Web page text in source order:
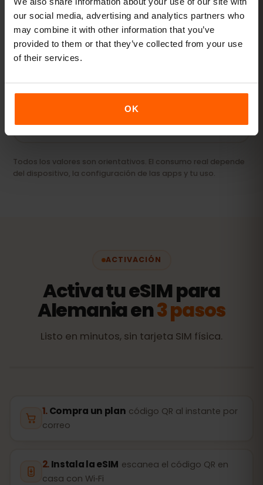
our social media, advertising and analytics partners who
may combine it with other information that you’ve
provided to them or that they’ve collected from your use
of their services.
OK
Streaming y hotspot
Vídeos, videollamadas y conexión para tu
RECOMENDADO20 GB+ o Ilimitado
Ver paquetes
Todos los valores son orientativos. El consumo real depende
del dispositivo, la configuración de las apps y tu uso.
ACTIVACIÓN
Activa tu eSIM para
Alemania en3 pasos
Listo en minutos, sin tarjeta SIM física.
Compra un plan código QR al instante por
correo
Instala la eSIM escanea el código QR en
casa con Wi‑Fi